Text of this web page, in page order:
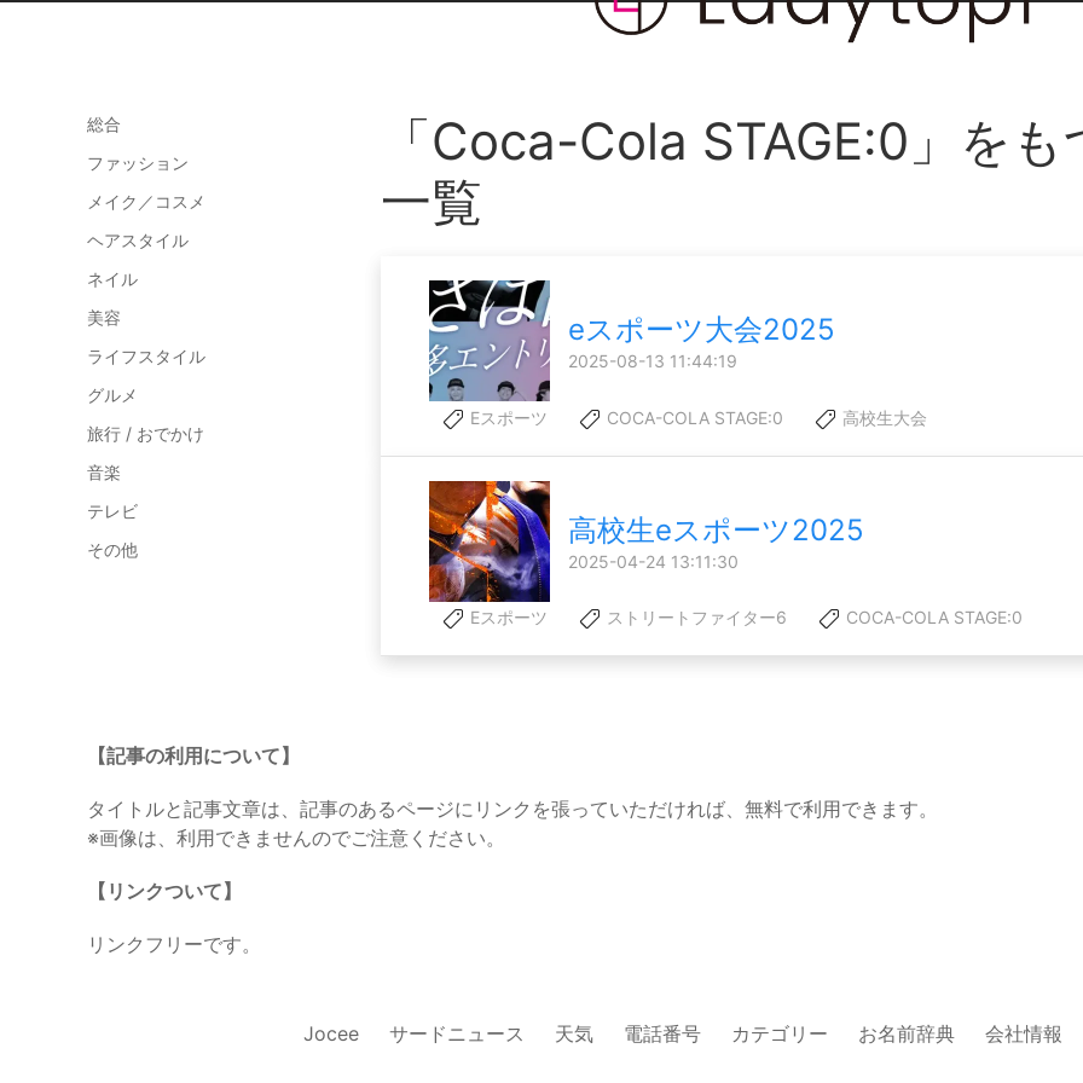
総合
ファッション
メイク／コスメ
ヘアスタイル
ネイル
美容
ライフスタイル
グルメ
旅行 / おでかけ
音楽
テレビ
その他
「Coca-Cola STAGE:0」をも
一覧
eスポーツ大会2025
2025-08-13 11:44:19
Eスポーツ COCA-COLA STAGE:0 高校生大会
高校生eスポーツ2025
2025-04-24 13:11:30
Eスポーツ ストリートファイター6 COCA-COLA STAGE:0
【記事の利用について】
タイトルと記事文章は、記事のあるページにリンクを張っていただければ、無料で利用できます。
※画像は、利用できませんのでご注意ください。
【リンクついて】
リンクフリーです。
Jocee サードニュース 天気 電話番号 カテゴリー お名前辞典 会社情報